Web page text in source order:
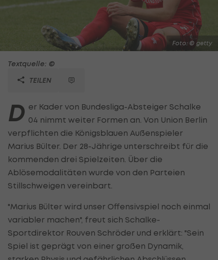
Foto: © getty
Textquelle: ©
TEILEN
D er Kader von Bundesliga-Absteiger Schalke
04 nimmt weiter Formen an. Von Union Berlin
verpflichten die Königsblauen Außenspieler
Marius Bülter. Der 28-Jährige unterschreibt für die
kommenden drei Spielzeiten. Über die
Ablösemodalitäten wurde von den Parteien
Stillschweigen vereinbart.
"Marius Bülter wird unser Offensivspiel noch einmal
variabler machen", freut sich Schalke-
Sportdirektor Rouven Schröder und erklärt: "Sein
Spiel ist geprägt von einer großen Dynamik,